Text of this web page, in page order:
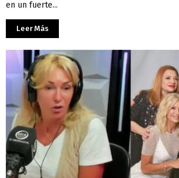
en un fuerte...
Leer Más